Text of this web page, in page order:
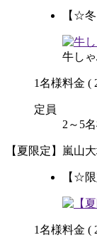
【☆
牛し
1名様料金 (
定員
2～5
【夏限定】嵐山
【☆
1名様料金 (